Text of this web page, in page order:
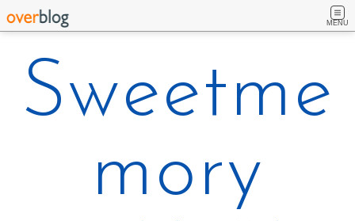
MENU
Sweetme
mory